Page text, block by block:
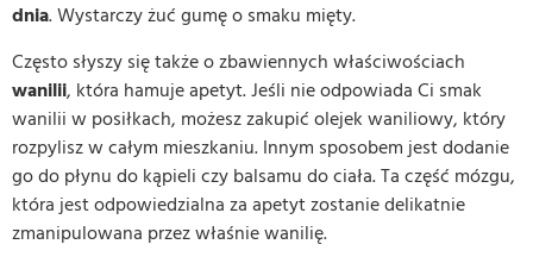
dnia. Wystarczy żuć gumę o smaku mięty.
Często słyszy się także o zbawiennych właściwościach
wanilii, która hamuje apetyt. Jeśli nie odpowiada Ci smak
wanilii w posiłkach, możesz zakupić olejek waniliowy, który
rozpylisz w całym mieszkaniu. Innym sposobem jest dodanie
go do płynu do kąpieli czy balsamu do ciała. Ta część mózgu,
która jest odpowiedzialna za apetyt zostanie delikatnie
zmanipulowana przez właśnie wanilię.